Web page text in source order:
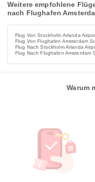
Weitere empfohlene
nach Flughafen
Flug Von Stockholm Arlanda
Flug Von Flughafen Amsterdam
Flug Nach Stockholm Arlanda
Flug Nach Flughafen Amsterdam
Warum